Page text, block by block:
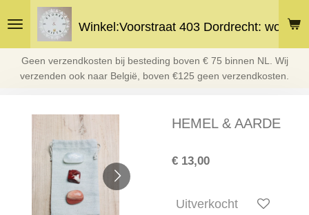
direct
hoofdinhoud
Winkel:Voorstraat 403 Dordrecht: woe
Geen verzendkosten bij besteding boven € 75 binnen NL. Wij
verzenden ook naar België, boven €125 geen verzendkosten.
HEMEL & AARDE
€ 13,00
Uitverkocht